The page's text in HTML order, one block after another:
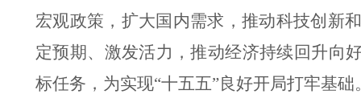
宏观政策，扩大国内需求，推动科技创新
定预期、激发活力，推动经济持续回升向
标任务，为实现“十五五”良好开局打牢基础